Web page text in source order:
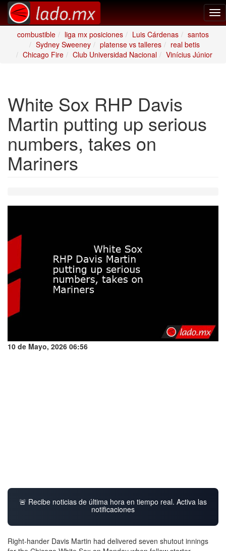
combustible
liga mx posiciones Luis Cárdenas
santos
Sydney Sweeney
platense vs talleres
real betis
Chicago Fire
Club Universidad Nacional Vinícius Júnior
White Sox RHP Davis
Martin putting up serious
numbers, takes on
Mariners
10 de Mayo, 2026 06:56
🚨 Recibe noticias de última hora en tiempo real. Activa las
notificaciones
Right-hander Davis Martin had delivered seven shutout innings